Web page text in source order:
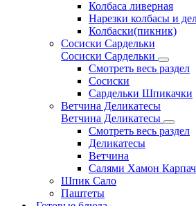
Колбаса ливерная
Нарезки колбасы и
Колбаски(пикник)
Сосиски Сардельки
Сосиски Сардельки
Смотреть весь раздел
Сосиски
Сардельки Шпикачки
Ветчина Деликатесы
Ветчина Деликатесы
Смотреть весь раздел
Деликатесы
Ветчина
Салями Хамон
Шпик Сало
Паштеты